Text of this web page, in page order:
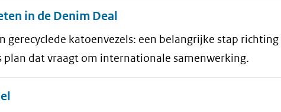
in de Denim Deal
gerecyclede katoenvezels: een belangrijke stap
plan dat vraagt om internationale samenwerking.